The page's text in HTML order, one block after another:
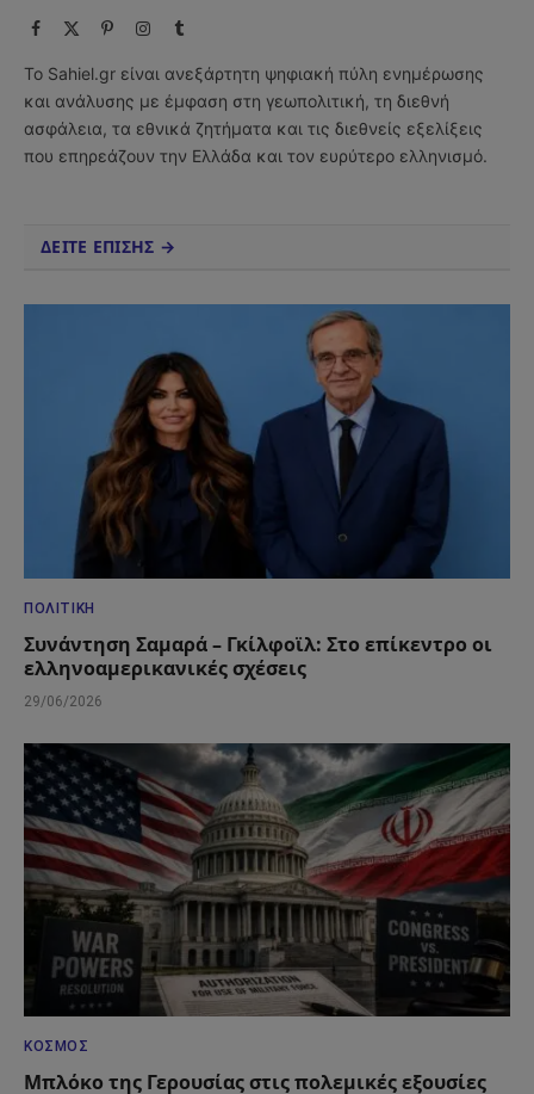
Facebook PinterestInstagram
Tumblr
Το Sahiel.gr είναι ανεξάρτητη ψηφιακή πύλη ενημέρωσης
και ανάλυσης με έμφαση στη γεωπολιτική, τη διεθνή
ασφάλεια, τα εθνικά ζητήματα και τις διεθνείς εξελίξεις
που επηρεάζουν την Ελλάδα και τον ευρύτερο ελληνισμό.
ΔΕΙΤΕ ΕΠΙΣΗΣ →
ΠΟΛΙΤΙΚΉ
Συνάντηση Σαμαρά – Γκίλφοϊλ: Στο επίκεντρο οι
ελληνοαμερικανικές σχέσεις
29/06/2026
ΚΌΣΜΟΣ
Μπλόκο της Γερουσίας στις πολεμικές εξουσίες